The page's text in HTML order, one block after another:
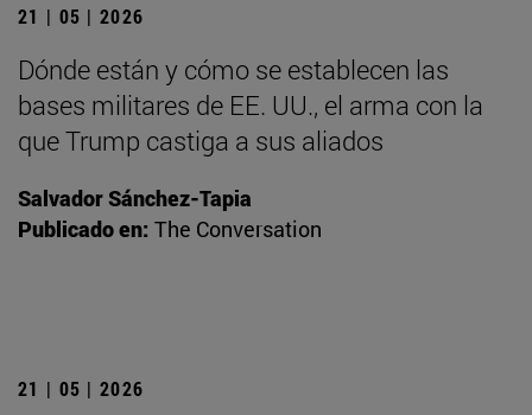
21 | 05 | 2026
Dónde están y cómo se establecen las
bases militares de EE. UU., el arma con la
que Trump castiga a sus aliados
Salvador Sánchez-Tapia
Publicado en: The Conversation
21 | 05 | 2026